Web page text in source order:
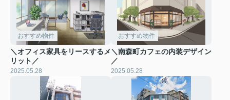
おすすめ物件
＼オフィス家具をリースするメ
リット／
2025.05.28
おすすめ物件
＼南森町カフェの内装デザイン
／
2025.05.28